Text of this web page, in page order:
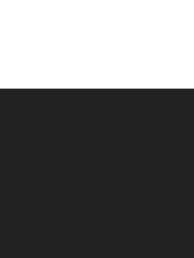
элегантный вид,